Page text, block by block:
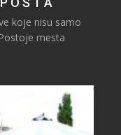
koje nisu samo
mesta